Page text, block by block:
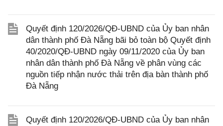
Quyết định 120/2026/QĐ-UBND của Ủy ban nhân
dân thành phố Đà Nẵng bãi bỏ toàn bộ Quyết định
40/2020/QĐ-UBND ngày 09/11/2020 của Ủy ban
nhân dân thành phố Đà Nẵng về phân vùng các
nguồn tiếp nhận nước thải trên địa bàn thành phố
Đà Nẵng
Quyết định 120/2026/QĐ-UBND của Ủy ban nhân